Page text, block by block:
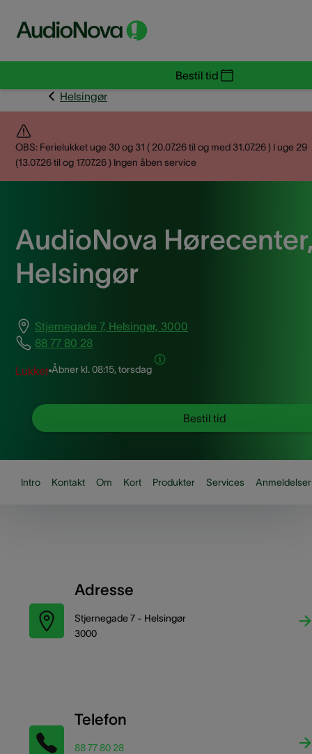
Bestil tid
Helsingør
OBS: Ferielukket uge 30 og 31 ( 20.07.26 til og med 31.07.26 ) I uge 29
(13.07.26 til og 17.07.26 ) Ingen åben service
AudioNova
Helsingør
Stjernegade 7, Helsingør, 3000
88 77 80 28
Lukket Åbner kl.08:15, torsdag
Bestil tid
Intro Kontakt Om Kort Produkter Services Anmeldelser
Adresse
Stjernegade 7 - Helsingør
3000
Telefon
88 77 80 28